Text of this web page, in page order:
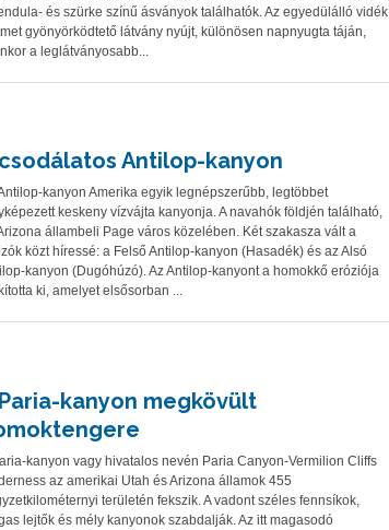
és szürke színű ásványok találhatók. Az egyedülálló vidék
gyönyörködtető látvány nyújt, különösen napnyugta táján,
a leglátványosabb...
Antilop-kanyon
kanyon Amerika egyik legnépszerűbb, legtöbbet
keskeny vízvájta kanyonja. A navahók földjén található,
állambeli Page város közelében. Két szakasza vált a
közt híressé: a Felső Antilop-kanyon (Hasadék) és az Alsó
kanyon (Dugóhúzó). Az Antilop-kanyont a homokkő eróziója
ki, amelyet elsősorban ...
kanyon megkövült
kanyon vagy hivatalos nevén Paria Canyon-Vermilion Cliffs
az amerikai Utah és Arizona államok 455
területén fekszik. A vadont széles fennsíkok,
lejtők és mély kanyonok szabdalják. Az itt magasodó